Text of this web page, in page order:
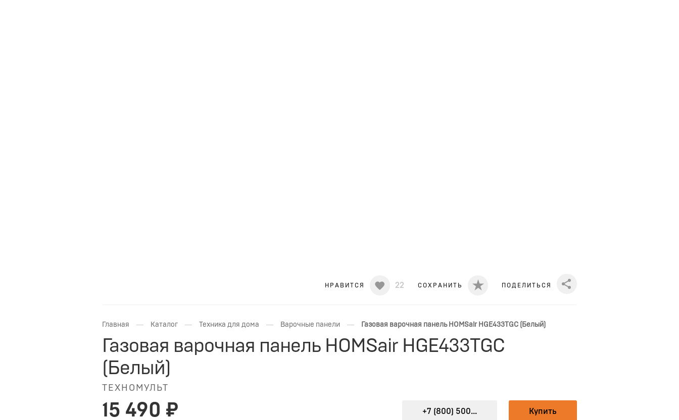
Share
ПОДЕЛИТЬСЯ
СОХРАНИТЬ
22
НРАВИТСЯ
Главная — Каталог — Техника для дома — Варочные панели — Газовая варочная панель HOMSair HGE433TGC (Белый)
Газовая варочная панель HOMSair HGE433TGC
(Белый)
ТЕХНОМУЛЬТ
15 490 ₽ Купить
+7 (800) 500...